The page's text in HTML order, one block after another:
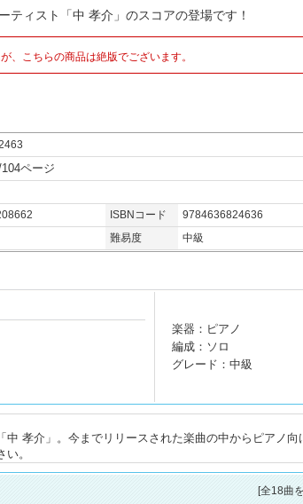
ティスト「中 孝介」のスコアの登場です！
、こちらの商品は絶版でございます。
ページ
ISBNコード
9784636824636
難易度 中級
楽器：ピアノ
編成：ソロ
グレード：中級
孝介」。今までリリースされた楽曲の中からピアノ向
。
[全18曲